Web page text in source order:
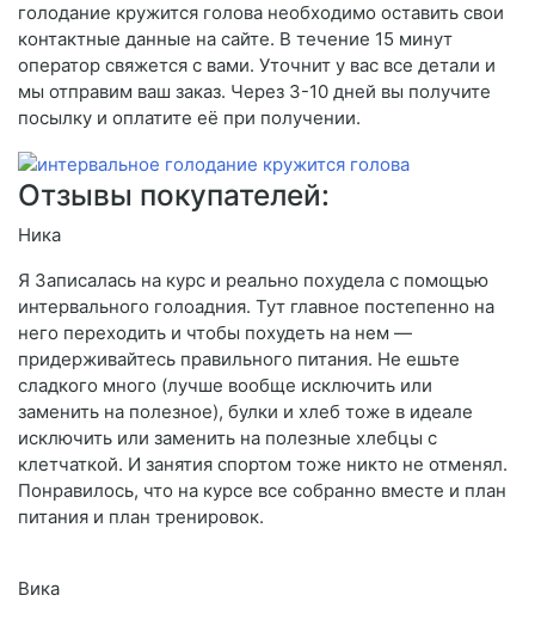
голодание кружится голова необходимо оставить свои
контактные данные на сайте. В течение 15 минут
оператор свяжется с вами. Уточнит у вас все детали и
мы отправим ваш заказ. Через 3-10 дней вы получите
посылку и оплатите её при получении.
Отзывы покупателей:
Ника
Я Записалась на курс и реально похудела с помощью
интервального голоадния. Тут главное постепенно на
него переходить и чтобы похудеть на нем —
придерживайтесь правильного питания. Не ешьте
сладкого много (лучше вообще исключить или
заменить на полезное), булки и хлеб тоже в идеале
исключить или заменить на полезные хлебцы с
клетчаткой. И занятия спортом тоже никто не отменял.
Понравилось, что на курсе все собранно вместе и план
питания и план тренировок.
Вика